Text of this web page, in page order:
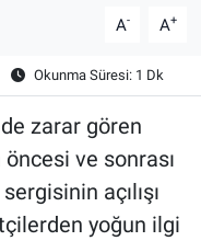
A- A+
Okunma Süresi: 1 Dk
zarar gören
ve sonrası
açılışı
yoğun ilgi